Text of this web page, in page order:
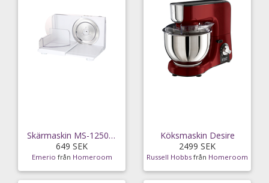
Skärmaskin MS-125000 2in1 Universal kniv
649 SEK
Emerio från Homeroom
Köksmaskin Desire
2499 SEK
Russell Hobbs från Homeroom